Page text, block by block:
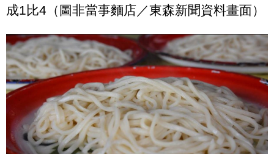
成1比4（圖非當事麵店／東森新聞資料畫面）